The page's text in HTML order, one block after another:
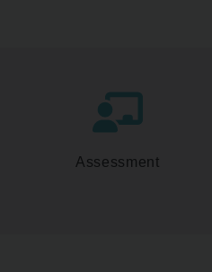
Assessment